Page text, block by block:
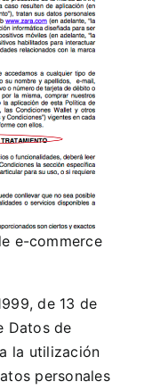
e-commerce
de 13 de
Datos de
la utilización
personales